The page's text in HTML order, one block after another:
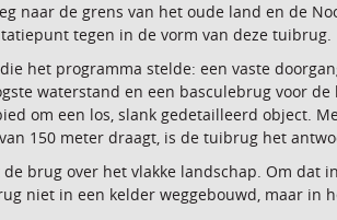
naar de grens van het oude land en de
tegen in de vorm van deze tuibrug.
het programma stelde: een vaste
waterstand en een basculebrug voor
om een los, slank gedetailleerd object.
150 meter draagt, is de tuibrug het
brug over het vlakke landschap. Om dat
niet in een kelder weggebouwd, maar in